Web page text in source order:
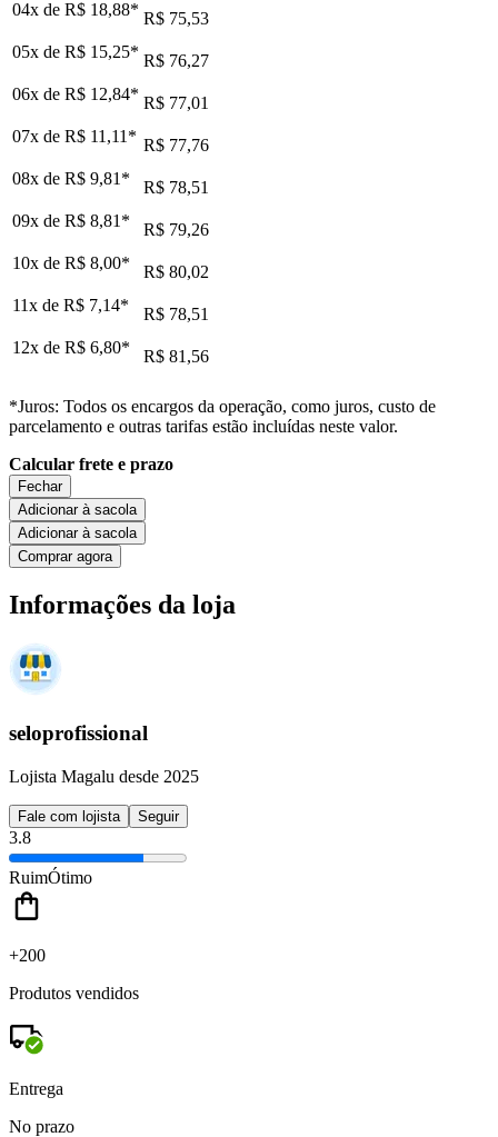
04x de R$ 18,88* R$ 75,53
05x de R$ 15,25* R$ 76,27
06x de R$ 12,84* R$ 77,01
07x de R$ 11,11* R$ 77,76
08x de R$ 9,81*
R$ 78,51
09x de R$ 8,81*
R$ 79,26
10x de R$ 8,00*
R$ 80,02
11x de R$ 7,14*
R$ 78,51
12x de R$ 6,80* R$ 81,56
*Juros: Todos os encargos da operação, como juros, custo de
parcelamento e outras tarifas estão incluídas neste valor.
Calcular frete e prazo
Fechar
Adicionar à sacola
Adicionar à sacola
Comprar agora
Informações da loja
seloprofissional
Lojista Magalu desde 2025
Fale com lojista Seguir
3.8
RuimÓtimo
+200
Produtos vendidos
Entrega
No prazo